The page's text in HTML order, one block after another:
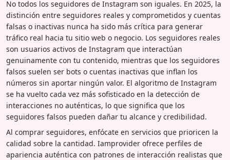
No todos los seguidores de Instagram son iguales. En 2025, la
distinción entre seguidores reales y comprometidos y cuentas
falsas o inactivas nunca ha sido más crítica para generar
tráfico real hacia tu sitio web o negocio. Los seguidores reales
son usuarios activos de Instagram que interactúan
genuinamente con tu contenido, mientras que los seguidores
falsos suelen ser bots o cuentas inactivas que inflan los
números sin aportar ningún valor. El algoritmo de Instagram
se ha vuelto cada vez más sofisticado en la detección de
interacciones no auténticas, lo que significa que los
seguidores falsos pueden dañar tu alcance y credibilidad.
Al comprar seguidores, enfócate en servicios que prioricen la
calidad sobre la cantidad. Iamprovider ofrece perfiles de
apariencia auténtica con patrones de interacción realistas que